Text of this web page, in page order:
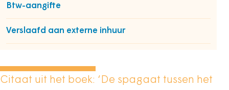
Btw-aangifte
Verslaafd aan externe inhuur
Citaat uit het boek: ‘De spagaat tussen het